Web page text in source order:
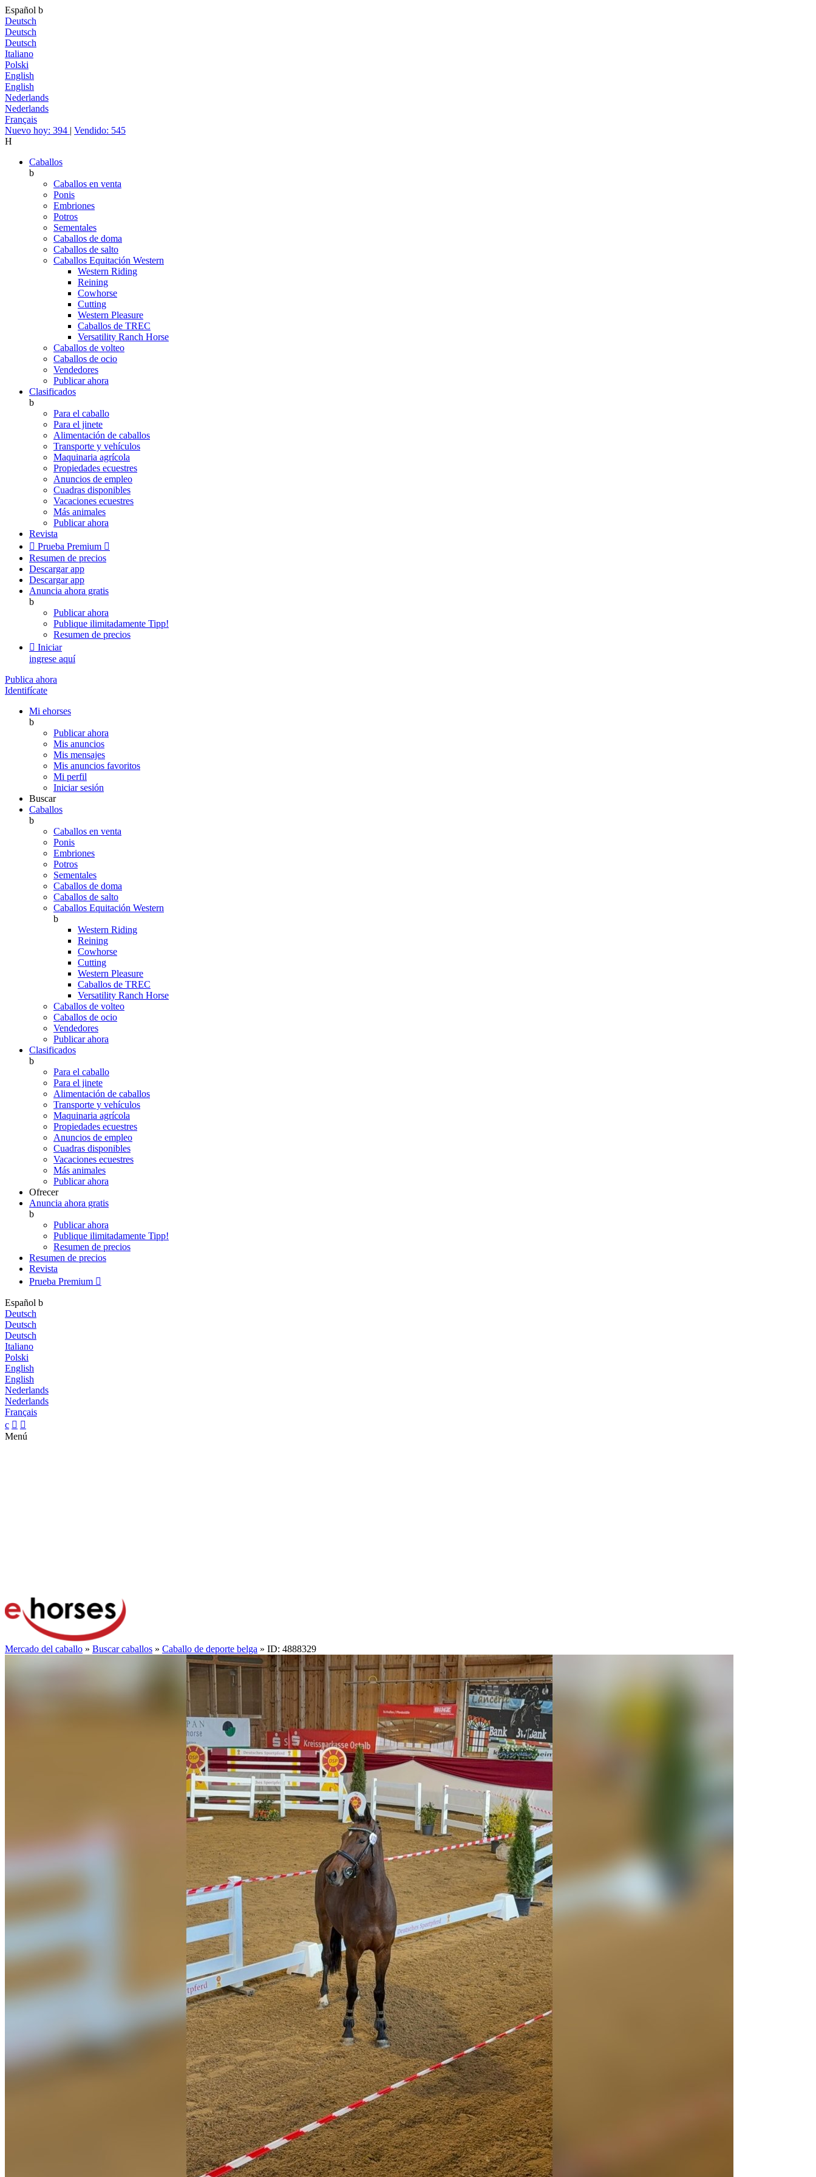
Español b
Deutsch
Deutsch
Deutsch
Italiano
Polski
English
English
Nederlands
Nederlands
Français
Nuevo hoy: 394 | Vendido: 545
H
Caballos
b
Caballos en venta
Ponis
Embriones
Potros
Sementales
Caballos de doma
Caballos de salto
Caballos Equitación Western
Western Riding
Reining
Cowhorse
Cutting
Western Pleasure
Caballos de TREC
Versatility Ranch Horse
Caballos de volteo
Caballos de ocio
Vendedores
Publicar ahora
Clasificados
b
Para el caballo
Para el jinete
Alimentación de caballos
Transporte y vehículos
Maquinaria agrícola
Propiedades ecuestres
Anuncios de empleo
Cuadras disponibles
Vacaciones ecuestres
Más animales
Publicar ahora
Revista
 Prueba Premium 
Resumen de precios
Descargar app
Descargar app
Anuncia ahora gratis
b
Publicar ahora
Publique ilimitadamente Tipp!
Resumen de precios
 Iniciar
ingrese aquí
Publica ahora
Identifícate
Mi ehorses
b
Publicar ahora
Mis anuncios
Mis mensajes
Mis anuncios favoritos
Mi perfil
Iniciar sesión
Buscar
Caballos
b
Caballos en venta
Ponis
Embriones
Potros
Sementales
Caballos de doma
Caballos de salto
Caballos Equitación Western
b
Western Riding
Reining
Cowhorse
Cutting
Western Pleasure
Caballos de TREC
Versatility Ranch Horse
Caballos de volteo
Caballos de ocio
Vendedores
Publicar ahora
Clasificados
b
Para el caballo
Para el jinete
Alimentación de caballos
Transporte y vehículos
Maquinaria agrícola
Propiedades ecuestres
Anuncios de empleo
Cuadras disponibles
Vacaciones ecuestres
Más animales
Publicar ahora
Ofrecer
Anuncia ahora gratis
b
Publicar ahora
Publique ilimitadamente Tipp!
Resumen de precios
Resumen de precios
Revista
Prueba Premium 
Español b
Deutsch
Deutsch
Deutsch
Italiano
Polski
English
English
Nederlands
Nederlands
Français
c  
Menú
Mercado del caballo » Buscar caballos » Caballo de deporte belga » ID: 4888329